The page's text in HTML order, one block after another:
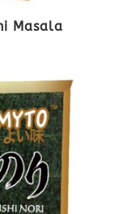
Masala